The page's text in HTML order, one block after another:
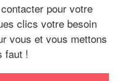
pour votre
clics votre besoin
vous et vous mettons
faut !